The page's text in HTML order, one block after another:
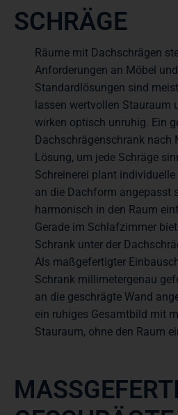
CHRÄGE
Räume mit Dachschrägen
Anforderungen an Möbel
Standardlösungen sind
lassen wertvollen Stauraum
wirken optisch unruhig. Ein
Dachschrägenschrank nach
Lösung, um jede Schräge
Schreinerei plant
an die Dachform angepasst
harmonisch in den Raum
Gerade im Schlafzimmer
Schrank unter der
Als maßgefertigter
Schrank millimetergenau
an die geschrägte Wand
ein ruhiges Gesamtbild mit
Stauraum, ohne den Raum